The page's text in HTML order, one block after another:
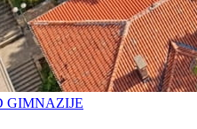
GIMNAZIJE